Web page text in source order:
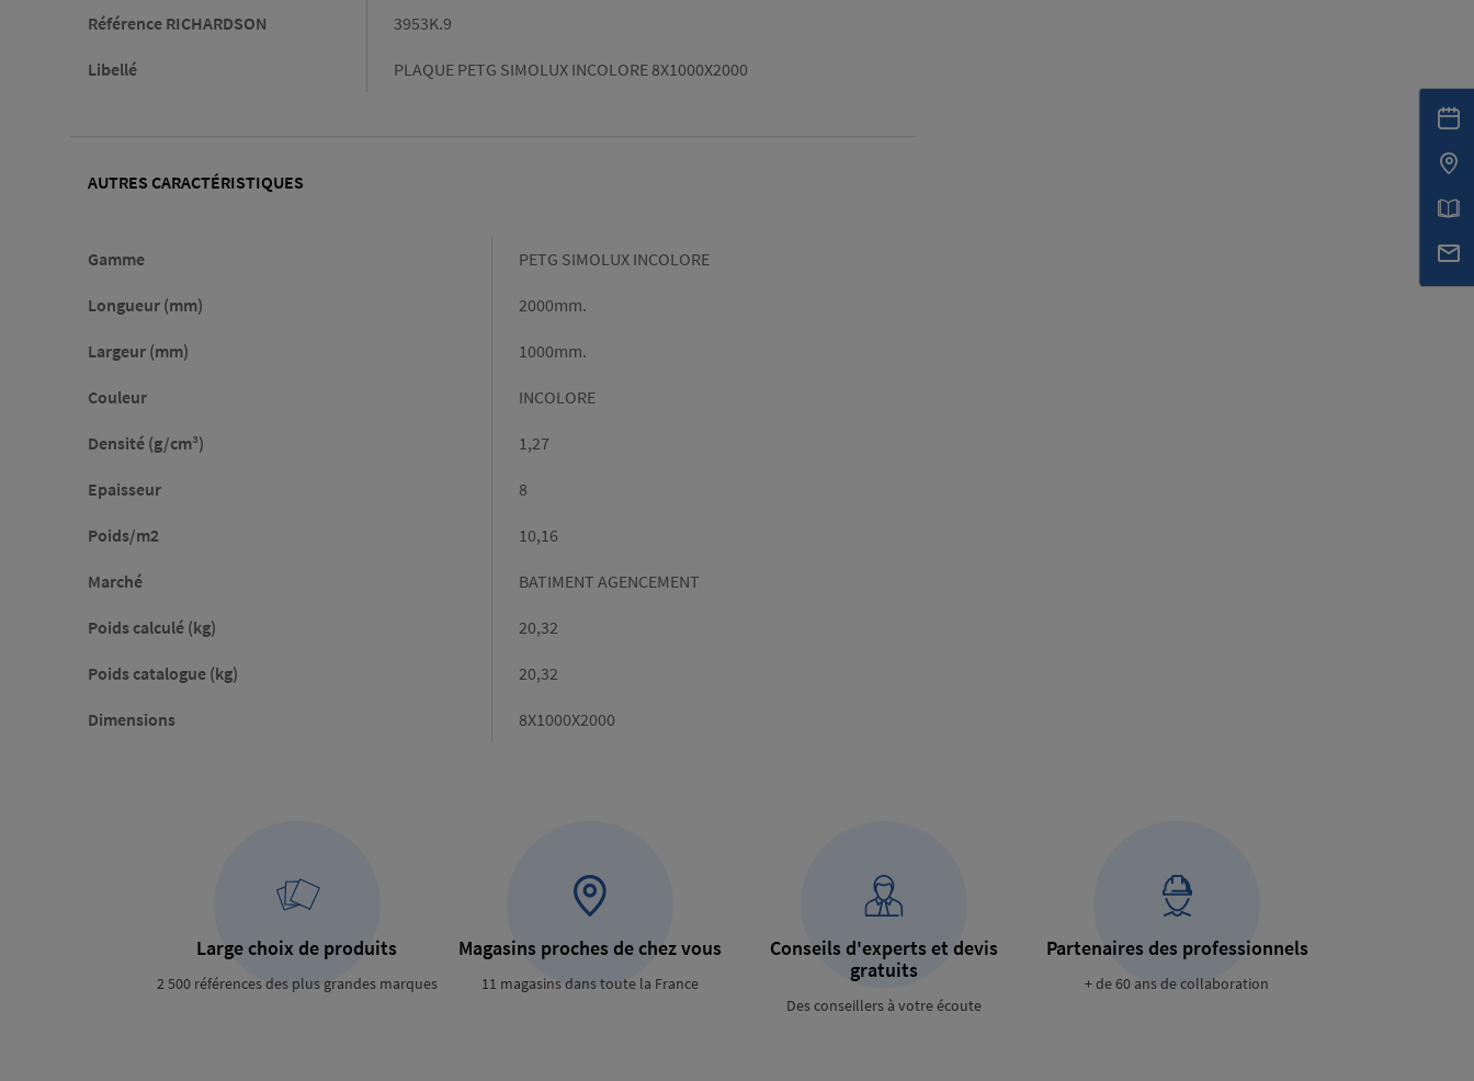
Référence RICHARDSON 3953K.9
Libellé PLAQUE PETG SIMOLUX INCOLORE 8X1000X2000
AUTRES CARACTÉRISTIQUES
Gamme Gamme
PETG SIMOLUX INCOLORE
Longueur (mm)
Longueur
2000mm.
Largeur (mm)
Largeur
1000mm.
Couleur Couleur
INCOLORE
Densité (g/cm³)
Densité
1,27
Epaisseur Epaisseur
8
Poids/m2 Poids/m2
10,16
Marché Marché
BATIMENT AGENCEMENT
Poids calculé (kg)
Poids
(kg)
20,32
Poids catalogue (kg)
Poids
(kg)
20,32
Dimensions Dimensions
8X1000X2000
Large choix de produits
2 500 références des plus grandes marques
Magasins proches de chez vous
11 magasins dans toute la France
Conseils d'experts et devis
gratuits
Des conseillers à votre écoute
Partenaires des professionnels
+ de 60 ans de collaboration